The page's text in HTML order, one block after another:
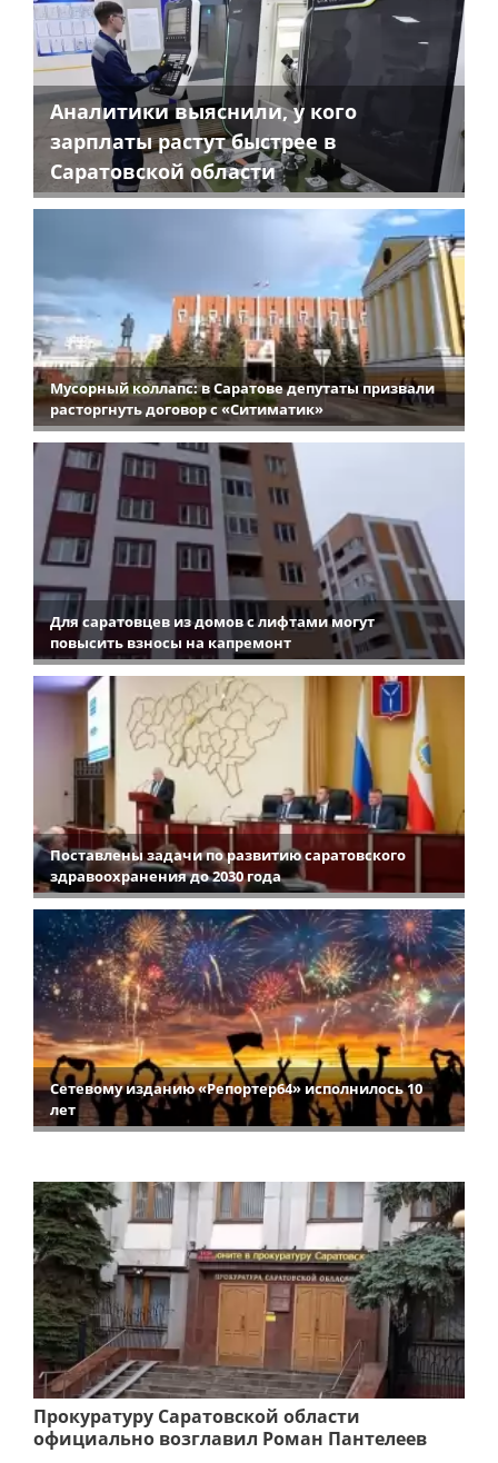
Аналитики выяснили, у кого
зарплаты растут быстрее в
Саратовской области
Мусорный коллапс: в Саратове депутаты призвали
расторгнуть договор с «Ситиматик»
Для саратовцев из домов с лифтами могут
повысить взносы на капремонт
Поставлены задачи по развитию саратовского
здравоохранения до 2030 года
Сетевому изданию «Репортер64» исполнилось 10
лет
Прокуратуру Саратовской области
официально возглавил Роман Пантелеев